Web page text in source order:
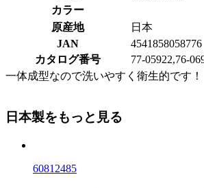
カラー
原産地
日本
JAN
4541858058776
カタログ番号
77-05922,76-
一体成型なので洗いやすく衛生的です！
日本製をもっと見る
60812485